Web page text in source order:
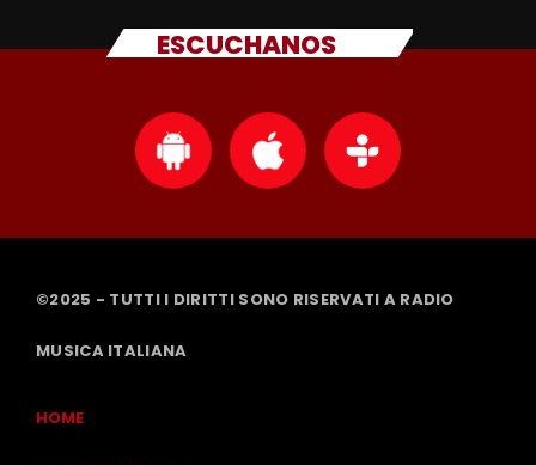
ESCUCHANOS
©2025 - TUTTI I DIRITTI SONO RISERVATI A RADIO
MUSICA ITALIANA
HOME